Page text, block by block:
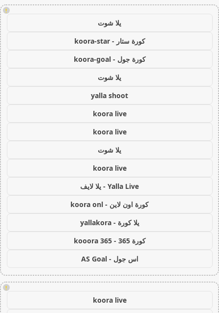
!
يلا شوت
كورة ستار - koora-star
كورة جول - koora-goal
يلا شوت
yalla shoot
koora live
koora live
يلا شوت
koora live
Yalla Live - يلا لايف
كورة اون لاين - koora onl
يلا كورة - yallakora
كورة 365 - kooora 365
اس جول - AS Goal
!
koora live